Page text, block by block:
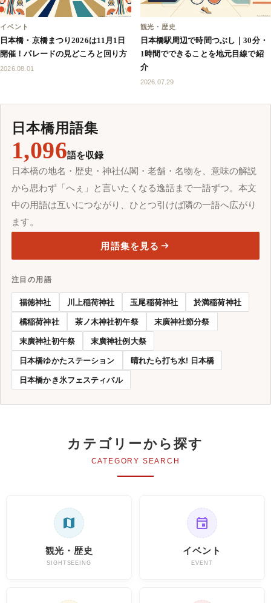
イベント
日本橋・京橋まつり2026は11月1日
開催！パレードの見どころと回り方
2026.08.01
観光・歴史
日本橋駅周辺で時間つぶし｜30分・
1時間でできることを地元目線で紹
介
2026.07.29
日本橋用語集
1,096語を収録
日本橋の地名・歴史・神社仏閣・老舗・名物を、意味の解説
から思わず「へぇ」と言いたくなる逸話まで一語ずつ。本文
中の用語は互いにつながり、ひとつ引けば隣の一語へ広がり
ます。
用語集を見る
注目の用語
福徳神社 川上稲荷神社 玉尾稲荷神社
於満稲荷神社
橘稲荷神社
茶ノ木神社初午祭
末廣神社節分祭
末廣神社初午祭
末廣神社例大祭
日本橋ゆかたステーション
晴れたら打ち水! 日本橋
日本橋かき氷フェスティバル
カテゴリーから探す
CATEGORY SEARCH
観光・歴史
SIGHTSEEING
イベント
EVENT